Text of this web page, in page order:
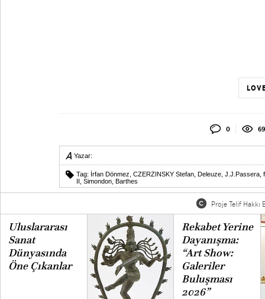
0
Yazar:
Tag: İrfan Dönmez CZERZINSKY Stefan Deleuze J.J.Passera
II Simondon Barthes
Proje Telif Hakkı
Uluslararası
Sanat
Dünyasında
Öne Çıkanlar
Rekabet Yerine
Dayanışma:
“Art Show:
Galeriler
Buluşması
2026”